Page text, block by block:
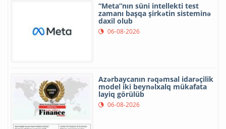
“Meta”nın süni intellekti test
zamanı başqa şirkətin sisteminə
daxil olub
06-08-2026
Azərbaycanın rəqəmsal idarəçilik
model iki beynəlxalq mükafata
layiq görülüb
06-08-2026